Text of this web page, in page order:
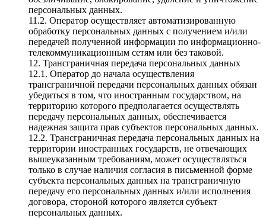
персональных данных.
11.2. Оператор осуществляет автоматизированную
обработку персональных данных с получением и/или
передачей полученной информации по информационно-
телекоммуникационным сетям или без таковой.
12. Трансграничная передача персональных данных
12.1. Оператор до начала осуществления
трансграничной передачи персональных данных обязан
убедиться в том, что иностранным государством, на
территорию которого предполагается осуществлять
передачу персональных данных, обеспечивается
надежная защита прав субъектов персональных данных.
12.2. Трансграничная передача персональных данных на
территории иностранных государств, не отвечающих
вышеуказанным требованиям, может осуществляться
только в случае наличия согласия в письменной форме
субъекта персональных данных на трансграничную
передачу его персональных данных и/или исполнения
договора, стороной которого является субъект
персональных данных.